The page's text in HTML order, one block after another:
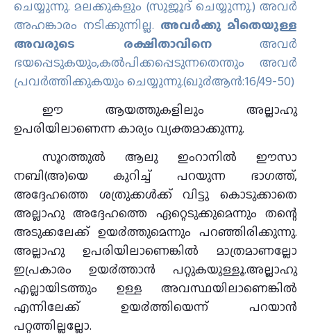
ചെയ്യുന്നു. മലക്കുകളും (സുജൂദ് ചെയ്യുന്നു.) അവര്‍
അഹങ്കാരം നടിക്കുന്നില്ല. അവര്‍ക്കു മീതെയുള്ള
അവരുടെ രക്ഷിതാവിനെഅവര്‍
ഭയപ്പെടുകയും,കല്‍പിക്കപ്പെടുന്നതെന്തും അവര്‍
പ്രവര്‍ത്തിക്കുകയും ചെയ്യുന്നു.(ഖു൪ആന്‍:16/49-50)
ഈ ആയത്തുകളിലും അല്ലാഹു
ഉപരിയിലാണെന്ന കാര്യം വ്യക്തമാക്കുന്നു.
സൂറത്തുല്‍ ആലു ഇംറാനില്‍ ഈസാ
നബി(അ)യെ കുറിച്ച് പറയുന്ന ഭാഗത്ത്,
അദ്ദേഹത്തെ ശത്രുക്കള്‍ക്ക് വിട്ടു കൊടുക്കാതെ
അല്ലാഹു അദ്ദേഹത്തെ ഏറ്റെടുക്കുമെന്നും തന്റെ
അടുക്കലേക്ക് ഉയ൪ത്തുമെന്നും പറഞ്ഞിരിക്കുന്നു.
അല്ലാഹു ഉപരിയിലാണെങ്കില്‍ മാത്രമാണല്ലോ
ഇപ്രകാരം ഉയ൪ത്താന്‍ പറ്റുകയുള്ളൂ.അല്ലാഹു
എല്ലായിടത്തും ഉള്ള അവസ്ഥയിലാണെങ്കില്‍
എന്നിലേക്ക് ഉയ൪ത്തിയെന്ന് പറയാന്‍
പറ്റത്തില്ലല്ലോ.